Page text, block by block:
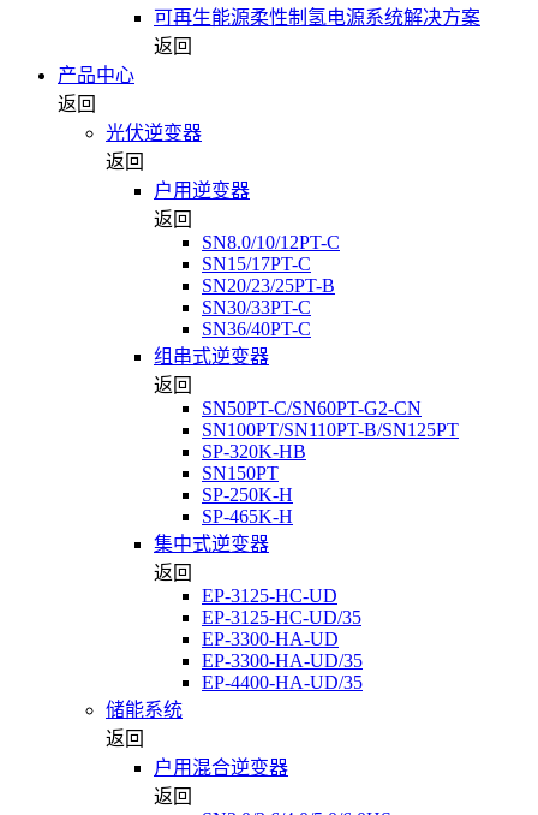
可再生能源柔性制氢电源系统解决方案
返回
产品中心
返回
光伏逆变器
返回
户用逆变器
返回
SN8.0/10/12PT-C
SN15/17PT-C
SN20/23/25PT-B
SN30/33PT-C
SN36/40PT-C
组串式逆变器
返回
SN50PT-C/SN60PT-G2-CN
SN100PT/SN110PT-B/SN125PT
SP-320K-HB
SN150PT
SP-250K-H
SP-465K-H
集中式逆变器
返回
EP-3125-HC-UD
EP-3125-HC-UD/35
EP-3300-HA-UD
EP-3300-HA-UD/35
EP-4400-HA-UD/35
储能系统
返回
户用混合逆变器
返回